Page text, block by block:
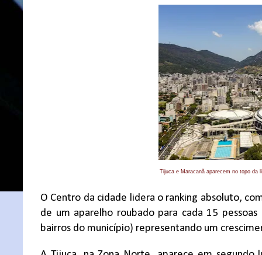
Tijuca e Maracanã aparecem no topo da
O Centro da cidade lidera o ranking absoluto,
de um aparelho roubado para cada 15
bairros do município) representando um